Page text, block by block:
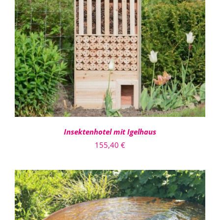
IN DEN WARENKORB
/
DETAILS
Insektenhotel mit Igelhaus
155,40 €